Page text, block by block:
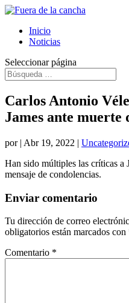
Inicio
Noticias
Seleccionar página
Carlos Antonio
James ante muerte
por | Abr 19, 2022 |
Han sido múltiples las críticas a
mensaje de condolencias.
Enviar comentario
Tu dirección de correo
obligatorios están marcados con
Comentario *